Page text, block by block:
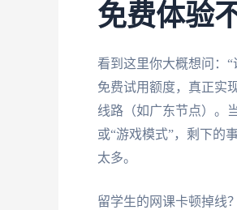
免费体验
看到这里你大概想问：
免费试用额度，真正实
线路（如广东节点）。
或“游戏模式”，剩下的
太多。
留学生的网课卡顿掉线